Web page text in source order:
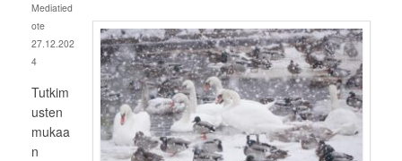
Mediatied
ote
27.12.202
4
Tutkim
usten
mukaa
n